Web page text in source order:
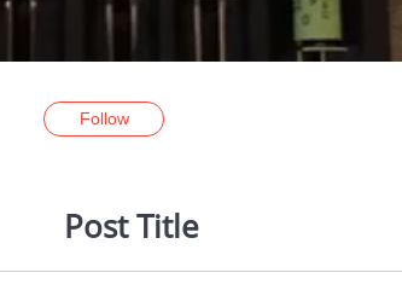
Follow
Post Title